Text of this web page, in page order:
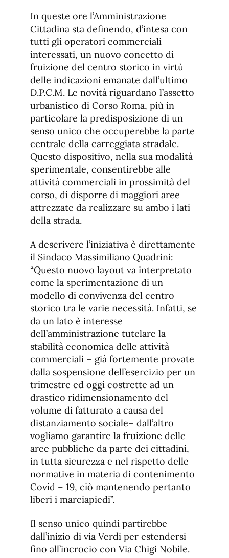
de
fuente
de
fuente.
In queste ore l’Amministrazione
Cittadina sta definendo, d’intesa con
tutti gli operatori commerciali
interessati, un nuovo concetto di
fruizione del centro storico in virtù
delle indicazioni emanate dall’ultimo
D.P.C.M. Le novità riguardano l’assetto
urbanistico di Corso Roma, più in
particolare la predisposizione di un
senso unico che occuperebbe la parte
centrale della carreggiata stradale.
Questo dispositivo, nella sua modalità
sperimentale, consentirebbe alle
attività commerciali in prossimità del
corso, di disporre di maggiori aree
attrezzate da realizzare su ambo i lati
della strada.
A descrivere l’iniziativa è direttamente
il Sindaco Massimiliano Quadrini:
“Questo nuovo layout va interpretato
come la sperimentazione di un
modello di convivenza del centro
storico tra le varie necessità. Infatti, se
da un lato è interesse
dell’amministrazione tutelare la
stabilità economica delle attività
commerciali – già fortemente provate
dalla sospensione dell’esercizio per un
trimestre ed oggi costrette ad un
drastico ridimensionamento del
volume di fatturato a causa del
distanziamento sociale– dall’altro
vogliamo garantire la fruizione delle
aree pubbliche da parte dei cittadini,
in tutta sicurezza e nel rispetto delle
normative in materia di contenimento
Covid – 19, ciò mantenendo pertanto
liberi i marciapiedi”.
Il senso unico quindi partirebbe
dall’inizio di via Verdi per estendersi
fino all’incrocio con Via Chigi Nobile.